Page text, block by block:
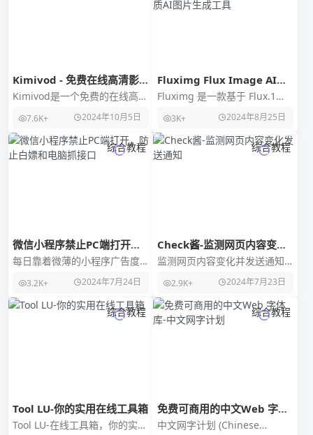
Kimivod - 免费在线高清影
视网站
Kimivod是一个免费的在线高清
目，包括电影、电视剧、动
漫、综艺、陆剧、
7.6K+ 2024年10月5日
Fluximg Flux Image AI
Generator：基于Flux.1
Pro 高品质AI图片生成工具
Fluximg 是一款基于 Flux.1
具，提供的卓越的文字生成
3K+ 2024年8月25日
综合教程
微信小程序禁止PC端打开，
防止白嫖和电脑抓接口
每日靠着微薄的小程序广告度
过小程序广告插件检测后又发
现小程序广告在电脑端经
3.2K+ 2024年7月24日
综合教程
Check酱-监测网页内容变化
发送通知
监测网页内容变化并发送通知
个浏览器 Edge / Chrome插件
和
2.9K+ 2024年7月23日
综合教程
Tool LU-你的实用在线工具箱
Tool LU-在线工具箱，你的实用
综合教程
免费可商用的中文Web 字体
库-中文网字计划
中文网字计划 (Chinese